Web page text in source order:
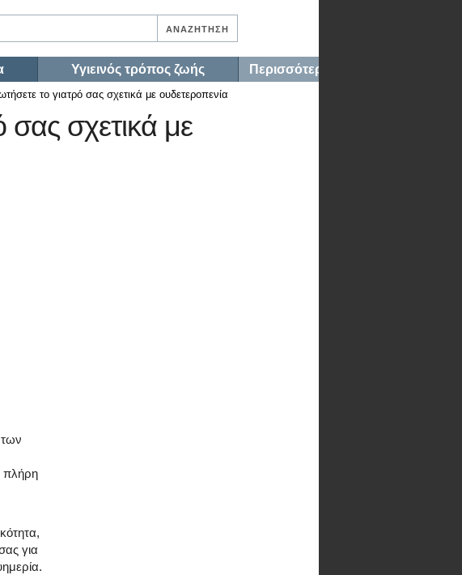
Υγιεινός τρόπος ζωής Περισσότερα…
το γιατρό σας σχετικά με ουδετεροπενία
σας σχετικά με
των
πλήρη
για